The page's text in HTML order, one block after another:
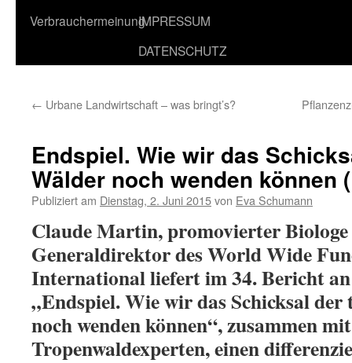
VerbrauchermeinungIMPRESSUM
DATENSCHUTZ
← Urbane Landwirtschaft – was bringt’s?
Endspiel. Wie wir das
Wälder noch wenden können
Publiziert am Dienstag, 2. Juni 2015von Eva Schumann
Claude Martin, promovierter
Generaldirektor des World Wide
International liefert im 34. Bericht
„Endspiel. Wie wir das Schicksal
noch wenden können“, zusammen
Tropenwaldexperten, einen